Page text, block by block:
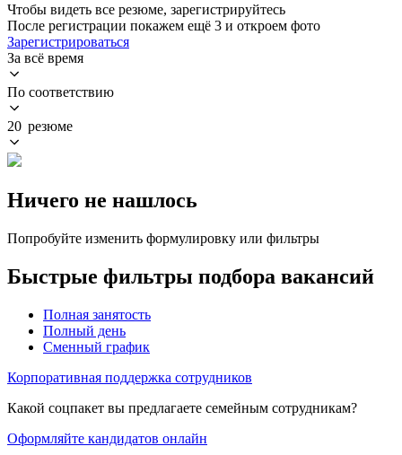
Чтобы видеть все резюме, зарегистрируйтесь
После регистрации покажем ещё 3 и откроем фото
Зарегистрироваться
За всё время
По соответствию
20 резюме
Ничего не нашлось
Попробуйте изменить формулировку или фильтры
Быстрые фильтры подбора вакансий
Полная занятость
Полный день
Сменный график
Корпоративная поддержка сотрудников
Какой соцпакет вы предлагаете семейным сотрудникам?
Оформляйте кандидатов онлайн